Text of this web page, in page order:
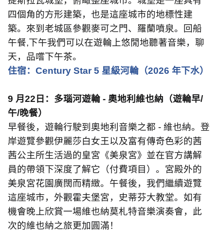
四個角的方形建築，也是這座城市的地標性建
築。來到老城區參觀麥可之門、羅蘭噴泉。回船
午餐,下午我們可以在遊輪上悠閒地聽著音樂，聊
天，品嚐下午茶。
住宿： Century Star 5 星級河輪（2026 年下水）
9 月 22 日：多瑙河遊輪 - 奧地利維也納（遊輪早/
午/晚餐）
早餐後，遊輪行駛到奧地利音樂之都 - 維也納。登
岸遊覽參觀伊麗莎白女王以及富有傳奇色彩的茜
茜公主所生活過的皇宮《美泉宮》並在官方講解
員的帶領下深度了解它（付費項目）。宮殿外的
美泉宮花園廣闊而精緻。午餐後，我們繼續遊覽
這座城市，外觀霍夫堡宮，史蒂芬大教堂。如有
機會晚上欣賞一場維也納莫札特音樂演奏會，此
次的維也納之旅更加圓滿！